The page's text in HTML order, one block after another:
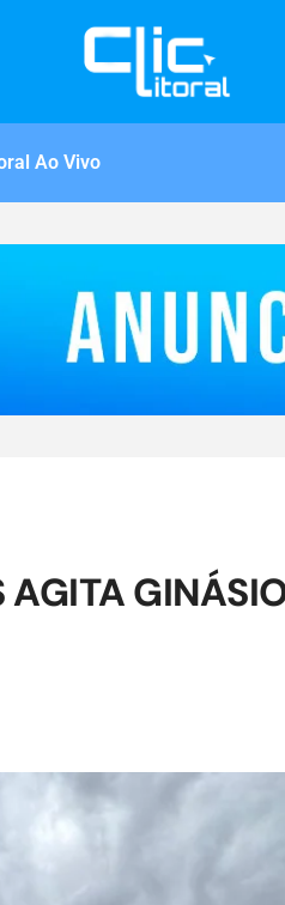
Ao Vivo
AGITA